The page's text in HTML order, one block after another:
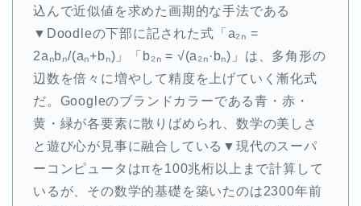
込んで近似値を求めた画期的な手法である
▼Doodleの下部に記された式「a₂ₙ =
2aₙbₙ/(aₙ+bₙ)」「b₂ₙ = √(a₂ₙ·bₙ)」は、多角形の
辺数を倍々に増やして精度を上げていく漸化式
だ。Googleのブランドカラーである青・赤・
黄・緑が各要素に散りばめられ、数学の美しさ
と遊び心が見事に融合している▼現代のスーパ
ーコンピュータはπを100兆桁以上まで計算して
いるが、その数学的基礎を築いたのは2300年前